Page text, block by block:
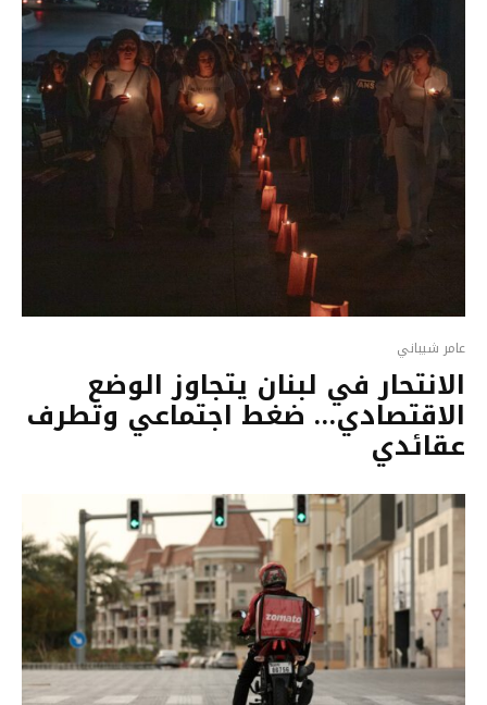
عامر شيباني
الانتحار في لبنان يتجاوز الوضع
الاقتصادي… ضغط اجتماعي وتطرف
عقائدي